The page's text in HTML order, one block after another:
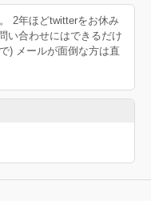
2年ほどtwitterをお休み
い合わせにはできるだけ
) メールが面倒な方は直